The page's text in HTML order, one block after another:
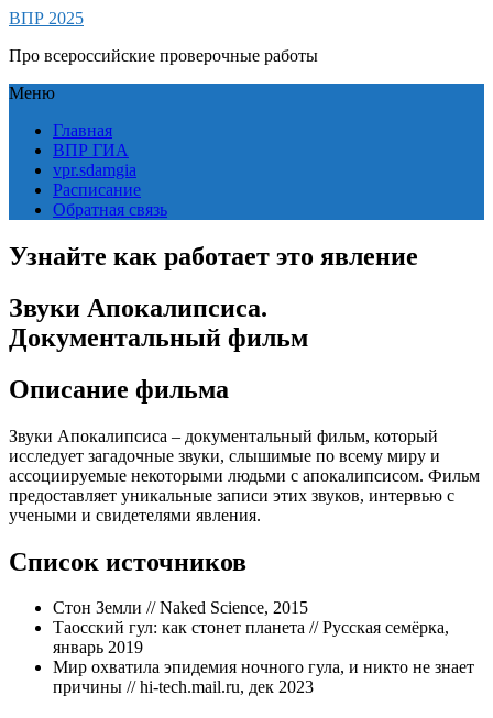
ВПР 2025
Про всероссийские проверочные работы
Меню
Главная
ВПР ГИА
vpr.sdamgia
Расписание
Обратная связь
Узнайте как работает это явление
Звуки Апокалипсиса.
Документальный фильм
Описание фильма
Звуки Апокалипсиса – документальный фильм, который
исследует загадочные звуки, слышимые по всему миру и
ассоциируемые некоторыми людьми с апокалипсисом. Фильм
предоставляет уникальные записи этих звуков, интервью с
учеными и свидетелями явления.
Список источников
Стон Земли // Naked Science, 2015
Таосский гул: как стонет планета // Русская семёрка,
январь 2019
Мир охватила эпидемия ночного гула, и никто не знает
причины // hi-tech.mail.ru, дек 2023